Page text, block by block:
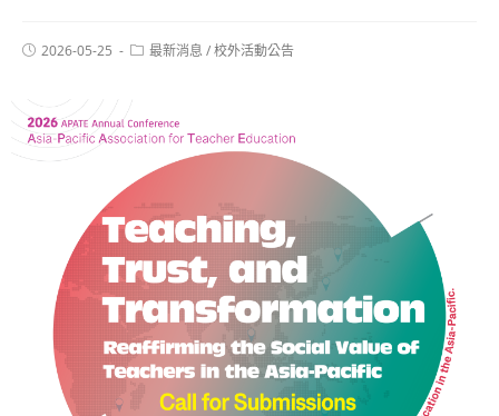
2026-05-25 最新消息 /校外活動公告